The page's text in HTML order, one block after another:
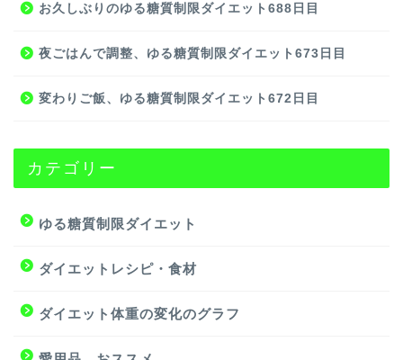
お久しぶりのゆる糖質制限ダイエット688日目
夜ごはんで調整、ゆる糖質制限ダイエット673日目
変わりご飯、ゆる糖質制限ダイエット672日目
カテゴリー
ゆる糖質制限ダイエット
ダイエットレシピ・食材
ダイエット体重の変化のグラフ